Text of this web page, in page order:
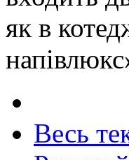
як в
Весь